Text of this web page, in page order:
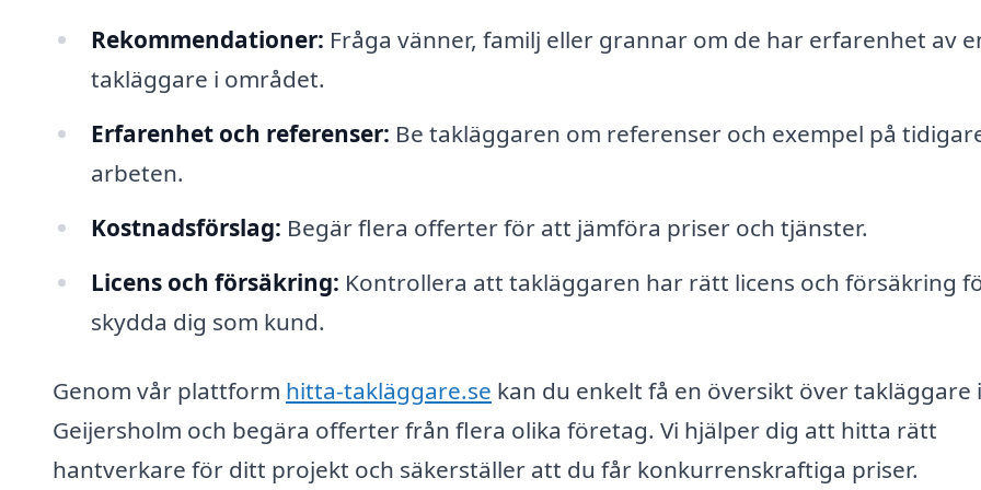
Rekommendationer: Fråga vänner, familj eller grannar om de har erfarenhet av
takläggare i området.
Erfarenhet och referenser: Be takläggaren om referenser och exempel på
arbeten.
Kostnadsförslag: Begär flera offerter för att jämföra priser och tjänster.
Licens och försäkring: Kontrollera att takläggaren har rätt licens och försäkring
skydda dig som kund.
Genom vår plattform hitta-takläggare.se kan du enkelt få en översikt över takläggare i
Geijersholm och begära offerter från flera olika företag. Vi hjälper dig att hitta rätt
hantverkare för ditt projekt och säkerställer att du får konkurrenskraftiga priser.